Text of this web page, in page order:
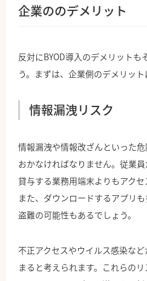
企業ののデメリット
反対にBYOD導入のデメリットも
う。まずは、企業側のデメリット
情報漏洩リスク
情報漏洩や情報改ざんといった
おかなければなりません。従業
貸与する業務用端末よりもアクセ
また、ダウンロードするアプリ
盗難の可能性もあるでしょう。
不正アクセスやウイルス感染な
まると考えられます。これらのリ